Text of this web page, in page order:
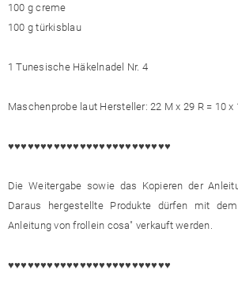
100 g creme
100 g türkisblau
1 Tunesische Häkelnadel Nr. 4
Maschenprobe laut Hersteller: 22 M x 29 R = 10 x
♥♥♥♥♥♥♥♥♥♥♥♥♥♥♥♥♥♥♥♥♥♥♥♥♥
Die Weitergabe sowie das Kopieren der
Daraus hergestellte Produkte dürfen mit
Anleitung von frollein cosa" verkauft werden.
♥♥♥♥♥♥♥♥♥♥♥♥♥♥♥♥♥♥♥♥♥♥♥♥♥